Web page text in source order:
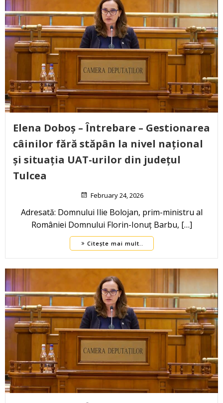
Elena Doboș – Întrebare – Gestionarea
câinilor fără stăpân la nivel național
și situația UAT-urilor din județul
Tulcea
February 24, 2026
Adresată: Domnului Ilie Bolojan, prim-ministru al
României Domnului Florin-Ionuț Barbu, […]
Citește mai mult..